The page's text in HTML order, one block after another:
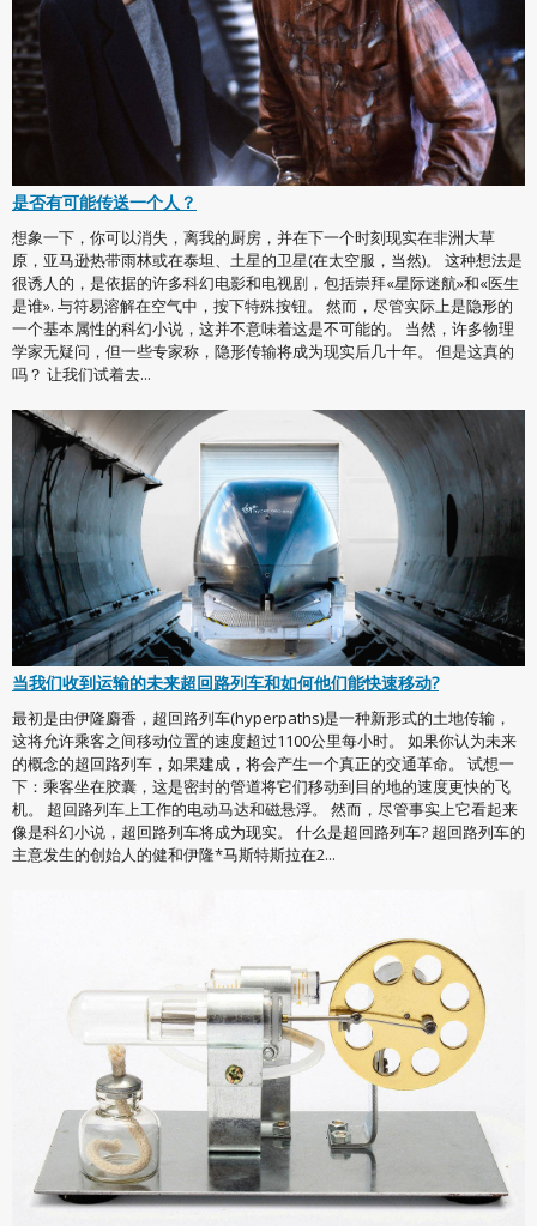
是否有可能传送一个人？
想象一下，你可以消失，离我的厨房，并在下一个时刻现实在非洲大草
原，亚马逊热带雨林或在泰坦、土星的卫星(在太空服，当然)。 这种想法是
很诱人的，是依据的许多科幻电影和电视剧，包括崇拜«星际迷航»和«医生
是谁». 与符易溶解在空气中，按下特殊按钮。 然而，尽管实际上是隐形的
一个基本属性的科幻小说，这并不意味着这是不可能的。 当然，许多物理
学家无疑问，但一些专家称，隐形传输将成为现实后几十年。 但是这真的
吗？ 让我们试着去...
当我们收到运输的未来超回路列车和如何他们能快速移动?
最初是由伊隆麝香，超回路列车(hyperpaths)是一种新形式的土地传输，
这将允许乘客之间移动位置的速度超过1100公里每小时。 如果你认为未来
的概念的超回路列车，如果建成，将会产生一个真正的交通革命。 试想一
下：乘客坐在胶囊，这是密封的管道将它们移动到目的地的速度更快的飞
机。 超回路列车上工作的电动马达和磁悬浮。 然而，尽管事实上它看起来
像是科幻小说，超回路列车将成为现实。 什么是超回路列车? 超回路列车的
主意发生的创始人的健和伊隆*马斯特斯拉在2...